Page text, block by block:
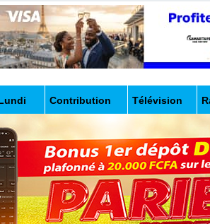
Contribution Télévision